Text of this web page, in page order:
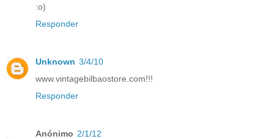
:o)
Responder
Unknown 3/4/10
www.vintagebilbaostore.com!!!
Responder
Anónimo 2/1/12